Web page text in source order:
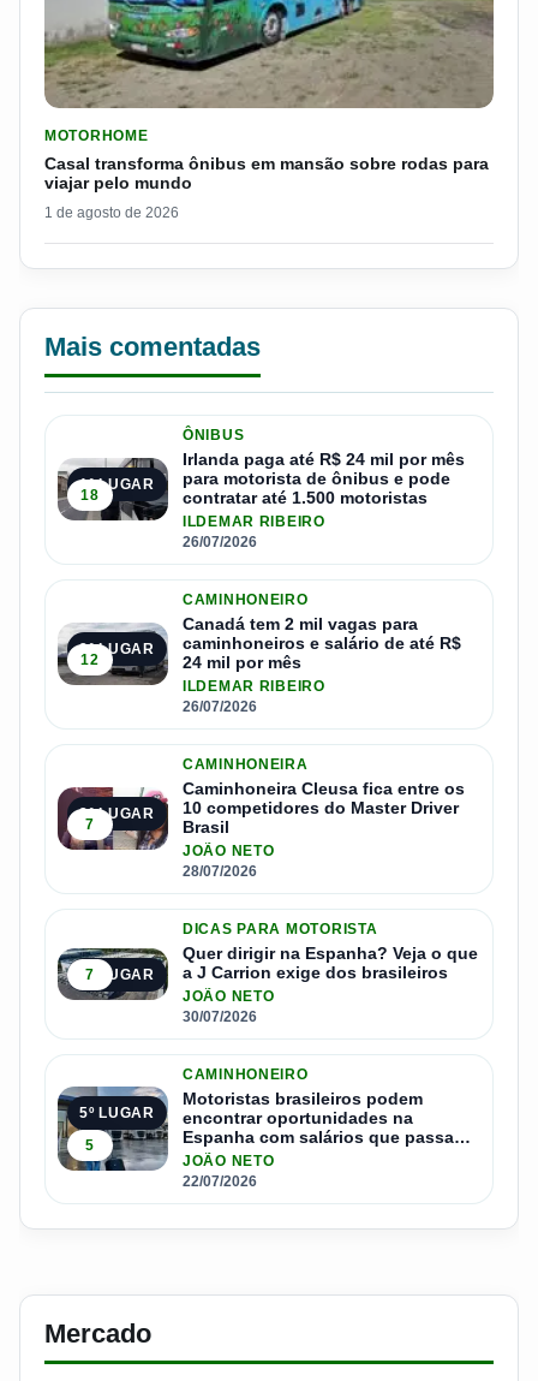
MOTORHOME
Casal transforma ônibus em mansão sobre rodas para
viajar pelo mundo
1 de agosto de 2026
Mais comentadas
1º LUGAR
18
ÔNIBUS
Irlanda paga até R$ 24 mil por mês
para motorista de ônibus e pode
contratar até 1.500 motoristas
ILDEMAR RIBEIRO
26/07/2026
2º LUGAR
12
CAMINHONEIRO
Canadá tem 2 mil vagas para
caminhoneiros e salário de até R$
24 mil por mês
ILDEMAR RIBEIRO
26/07/2026
3º LUGAR
7
CAMINHONEIRA
Caminhoneira Cleusa fica entre os
10 competidores do Master Driver
Brasil
JOÃO NETO
28/07/2026
4º LUGAR
7
DICAS PARA MOTORISTA
Quer dirigir na Espanha? Veja o que
a J Carrion exige dos brasileiros
JOÃO NETO
30/07/2026
5º LUGAR
5
CAMINHONEIRO
Motoristas brasileiros podem
encontrar oportunidades na
Espanha com salários que passam
de R$ 17 mil por mês
JOÃO NETO
22/07/2026
Mercado